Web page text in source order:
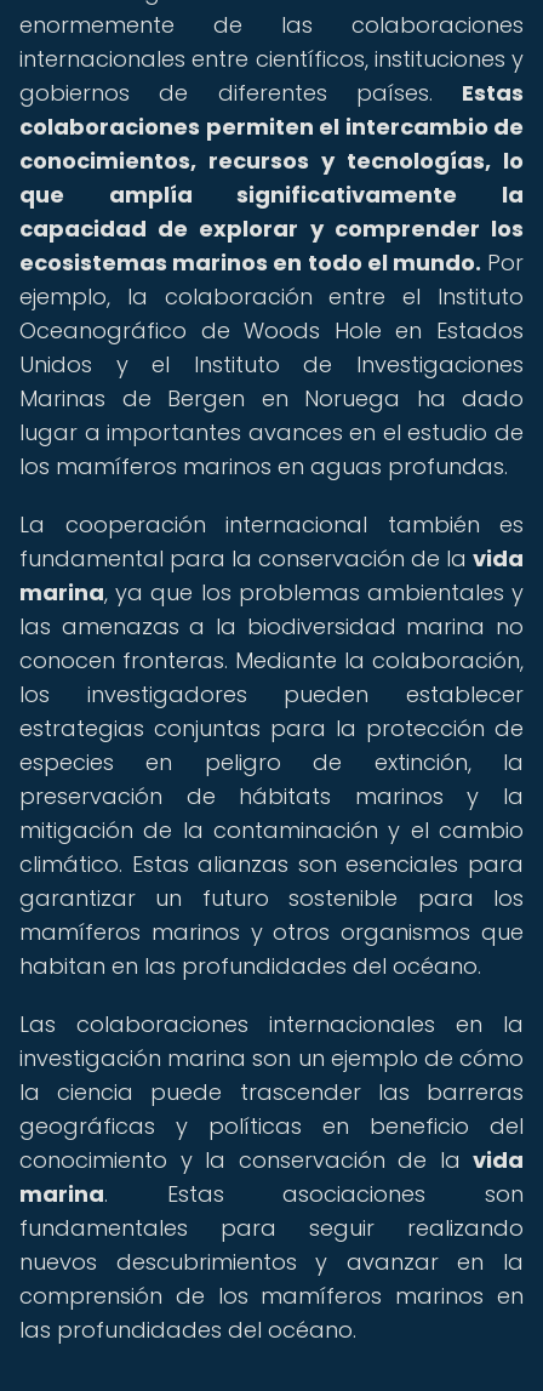
enormemente de las colaboraciones
internacionales entre científicos, instituciones y
gobiernos de diferentes países. Estas
colaboraciones permiten el intercambio de
conocimientos, recursos y tecnologías, lo
que amplía significativamente la
capacidad de explorar y comprender los
ecosistemas marinos en todo el mundo. Por
ejemplo, la colaboración entre el Instituto
Oceanográfico de Woods Hole en Estados
Unidos y el Instituto de Investigaciones
Marinas de Bergen en Noruega ha dado
lugar a importantes avances en el estudio de
los mamíferos marinos en aguas profundas.
La cooperación internacional también es
fundamental para la conservación de la vida
marina, ya que los problemas ambientales y
las amenazas a la biodiversidad marina no
conocen fronteras. Mediante la colaboración,
los investigadores pueden establecer
estrategias conjuntas para la protección de
especies en peligro de extinción, la
preservación de hábitats marinos y la
mitigación de la contaminación y el cambio
climático. Estas alianzas son esenciales para
garantizar un futuro sostenible para los
mamíferos marinos y otros organismos que
habitan en las profundidades del océano.
Las colaboraciones internacionales en la
investigación marina son un ejemplo de cómo
la ciencia puede trascender las barreras
geográficas y políticas en beneficio del
conocimiento y la conservación de la vida
marina. Estas asociaciones son
fundamentales para seguir realizando
nuevos descubrimientos y avanzar en la
comprensión de los mamíferos marinos en
las profundidades del océano.